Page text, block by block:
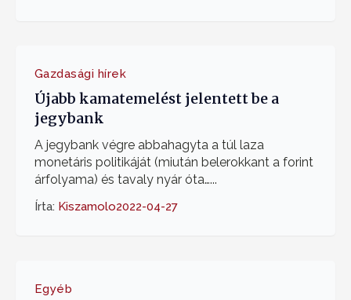
Gazdasági hírek
Újabb kamatemelést jelentett be a
jegybank
A jegybank végre abbahagyta a túl laza
monetáris politikáját (miután belerokkant a forint
árfolyama) és tavaly nyár óta…...
Írta: Kiszamolo2022-04-27
Egyéb